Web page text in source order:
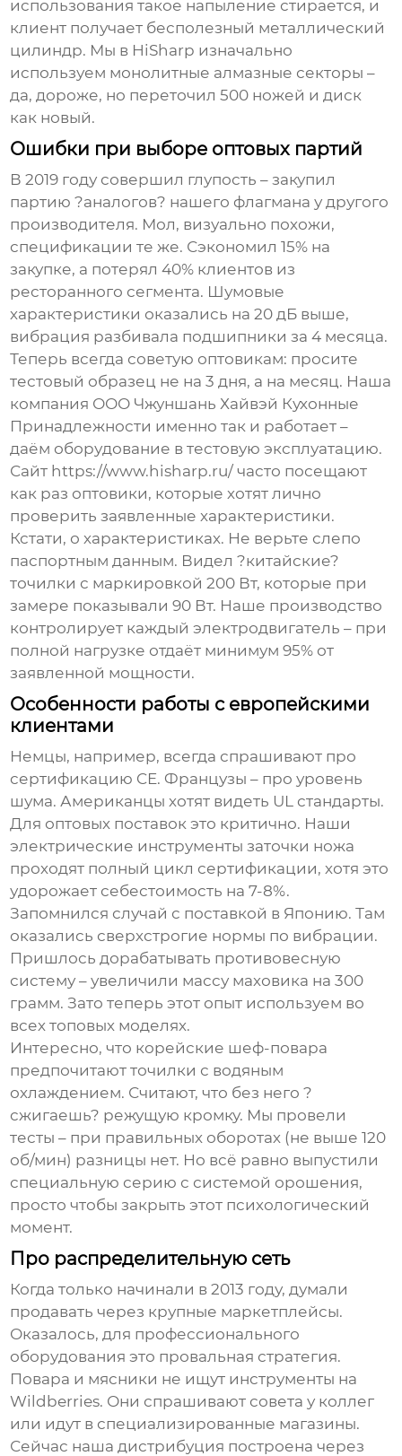
использования такое напыление стирается, и
клиент получает бесполезный металлический
цилиндр. Мы в HiSharp изначально
используем монолитные алмазные секторы –
да, дороже, но переточил 500 ножей и диск
как новый.
Ошибки при выборе оптовых партий
В 2019 году совершил глупость – закупил
партию ?аналогов? нашего флагмана у другого
производителя. Мол, визуально похожи,
спецификации те же. Сэкономил 15% на
закупке, а потерял 40% клиентов из
ресторанного сегмента. Шумовые
характеристики оказались на 20 дБ выше,
вибрация разбивала подшипники за 4 месяца.
Теперь всегда советую оптовикам: просите
тестовый образец не на 3 дня, а на месяц. Наша
компания ООО Чжуншань Хайвэй Кухонные
Принадлежности именно так и работает –
даём оборудование в тестовую эксплуатацию.
Сайт https://www.hisharp.ru/ часто посещают
как раз оптовики, которые хотят лично
проверить заявленные характеристики.
Кстати, о характеристиках. Не верьте слепо
паспортным данным. Видел ?китайские?
точилки с маркировкой 200 Вт, которые при
замере показывали 90 Вт. Наше производство
контролирует каждый электродвигатель – при
полной нагрузке отдаёт минимум 95% от
заявленной мощности.
Особенности работы с европейскими
клиентами
Немцы, например, всегда спрашивают про
сертификацию CE. Французы – про уровень
шума. Американцы хотят видеть UL стандарты.
Для оптовых поставок это критично. Наши
электрические инструменты заточки ножа
проходят полный цикл сертификации, хотя это
удорожает себестоимость на 7-8%.
Запомнился случай с поставкой в Японию. Там
оказались сверхстрогие нормы по вибрации.
Пришлось дорабатывать противовесную
систему – увеличили массу маховика на 300
грамм. Зато теперь этот опыт используем во
всех топовых моделях.
Интересно, что корейские шеф-повара
предпочитают точилки с водяным
охлаждением. Считают, что без него ?
сжигаешь? режущую кромку. Мы провели
тесты – при правильных оборотах (не выше 120
об/мин) разницы нет. Но всё равно выпустили
специальную серию с системой орошения,
просто чтобы закрыть этот психологический
момент.
Про распределительную сеть
Когда только начинали в 2013 году, думали
продавать через крупные маркетплейсы.
Оказалось, для профессионального
оборудования это провальная стратегия.
Повара и мясники не ищут инструменты на
Wildberries. Они спрашивают совета у коллег
или идут в специализированные магазины.
Сейчас наша дистрибуция построена через